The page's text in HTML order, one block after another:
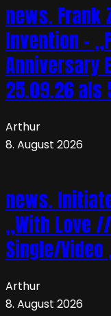
news. Frank
Invention –
Anniversary
25.09.26 als
Arthur
8. August 2026
news.
„With Love
Single/
Arthur
8. August 2026